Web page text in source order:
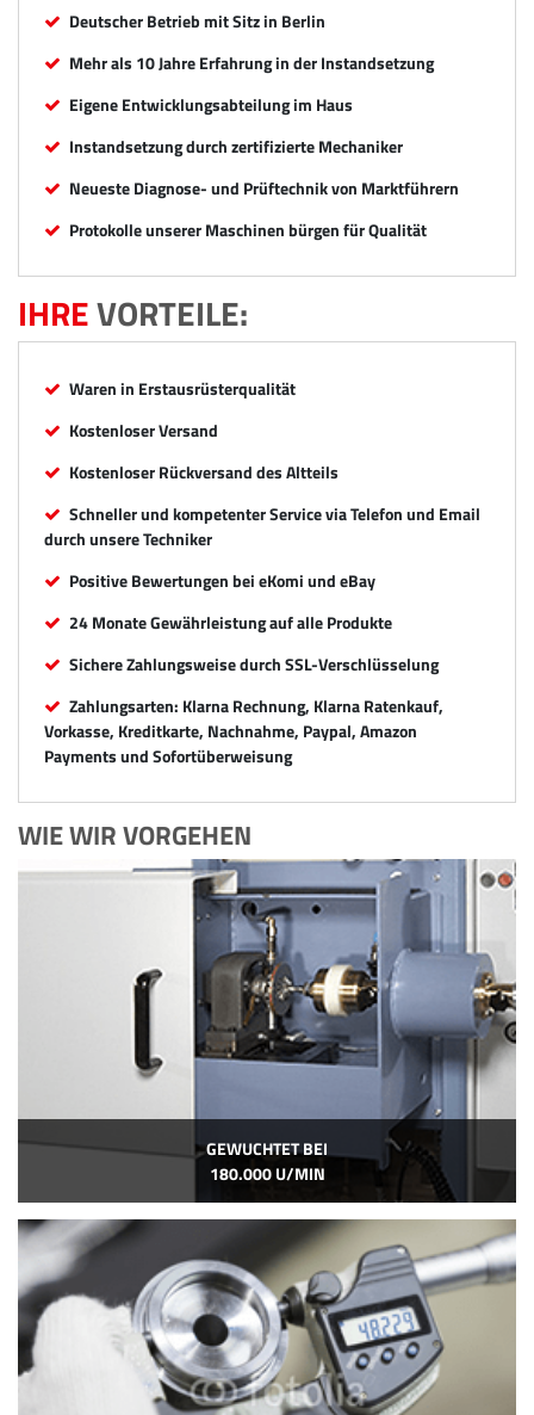
Deutscher Betrieb mit Sitz in Berlin
Mehr als 10 Jahre Erfahrung in der Instandsetzung
Eigene Entwicklungsabteilung im Haus
Instandsetzung durch zertifizierte Mechaniker
Neueste Diagnose- und Prüftechnik von Marktführern
Protokolle unserer Maschinen bürgen für Qualität
IHREVORTEILE:
Waren in Erstausrüsterqualität
Kostenloser Versand
Kostenloser Rückversand des Altteils
Schneller und kompetenter Service via Telefon und Email
durch unsere Techniker
Positive Bewertungen bei eKomi und eBay
24 Monate Gewährleistung auf alle Produkte
Sichere Zahlungsweise durch SSL-Verschlüsselung
Zahlungsarten: Klarna Rechnung, Klarna Ratenkauf,
Vorkasse, Kreditkarte, Nachnahme, Paypal, Amazon
Payments und Sofortüberweisung
WIE WIR VORGEHEN
GEWUCHTET BEI
180.000 U/MIN